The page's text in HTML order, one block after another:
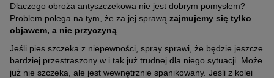
Dlaczego obroża antyszczekowa nie jest dobrym pomysłem?
Problem polega na tym, że za jej sprawą zajmujemy się tylko
objawem, a nie przyczyną
Jeśli pies szczeka z niepewności, spray sprawi, że będzie jeszcze
bardziej przestraszony w i tak już trudnej dla niego sytuacji. Może
już nie szczeka, ale jest wewnętrznie spanikowany. Jeśli z kolei